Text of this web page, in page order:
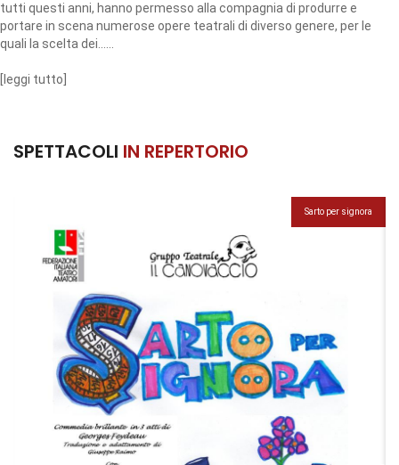
tutti questi anni, hanno permesso alla compagnia di produrre e
portare in scena numerose opere teatrali di diverso genere, per le
quali la scelta dei......
leggi tutto
SPETTACOLI IN REPERTORIO
Sarto per signora